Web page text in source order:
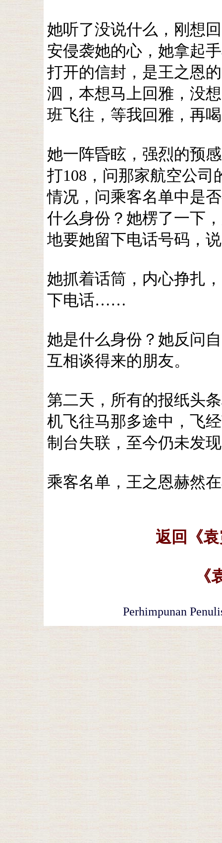
她听了没说什么，刚想
安侵袭她的心，她拿起
打开的信封，是王之恩
泗，本想马上回雅，没
班飞往，等我回雅，再
她一阵昏眩，强烈的预
打108，问那家航空公
情况，问乘客名单中是
什么身份？她楞了一下
地要她留下电话号码，
她抓着话筒，内心挣扎
下电话……
她是什么身份？她反问
互相谈得来的朋友。
第二天，所有的报纸头
机飞往马那多途中，飞
制台失联，至今仍未发
乘客名单，王之恩赫然
返回《
《
Perhimpunan